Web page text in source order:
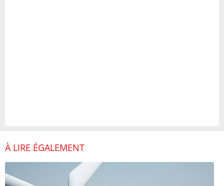
À LIRE ÉGALEMENT